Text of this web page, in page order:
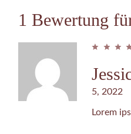
1 Bewertung
5, 2022
Lorem